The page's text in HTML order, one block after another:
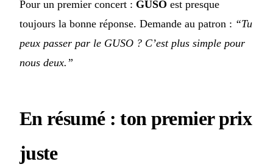
Pour un premier concert : GUSO est presque
toujours la bonne réponse. Demande au patron : “Tu
peux passer par le GUSO ? C’est plus simple pour
nous deux.”
En résumé : ton premier prix
juste